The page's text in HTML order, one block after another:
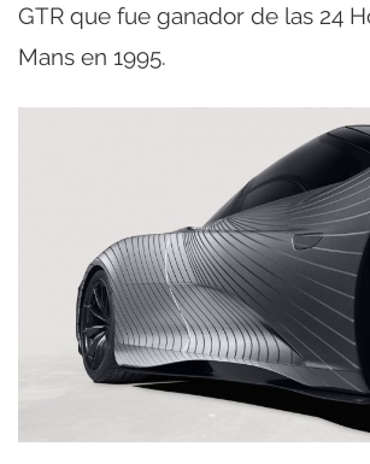
GTR que fue ganador de las 24
Mans en 1995.